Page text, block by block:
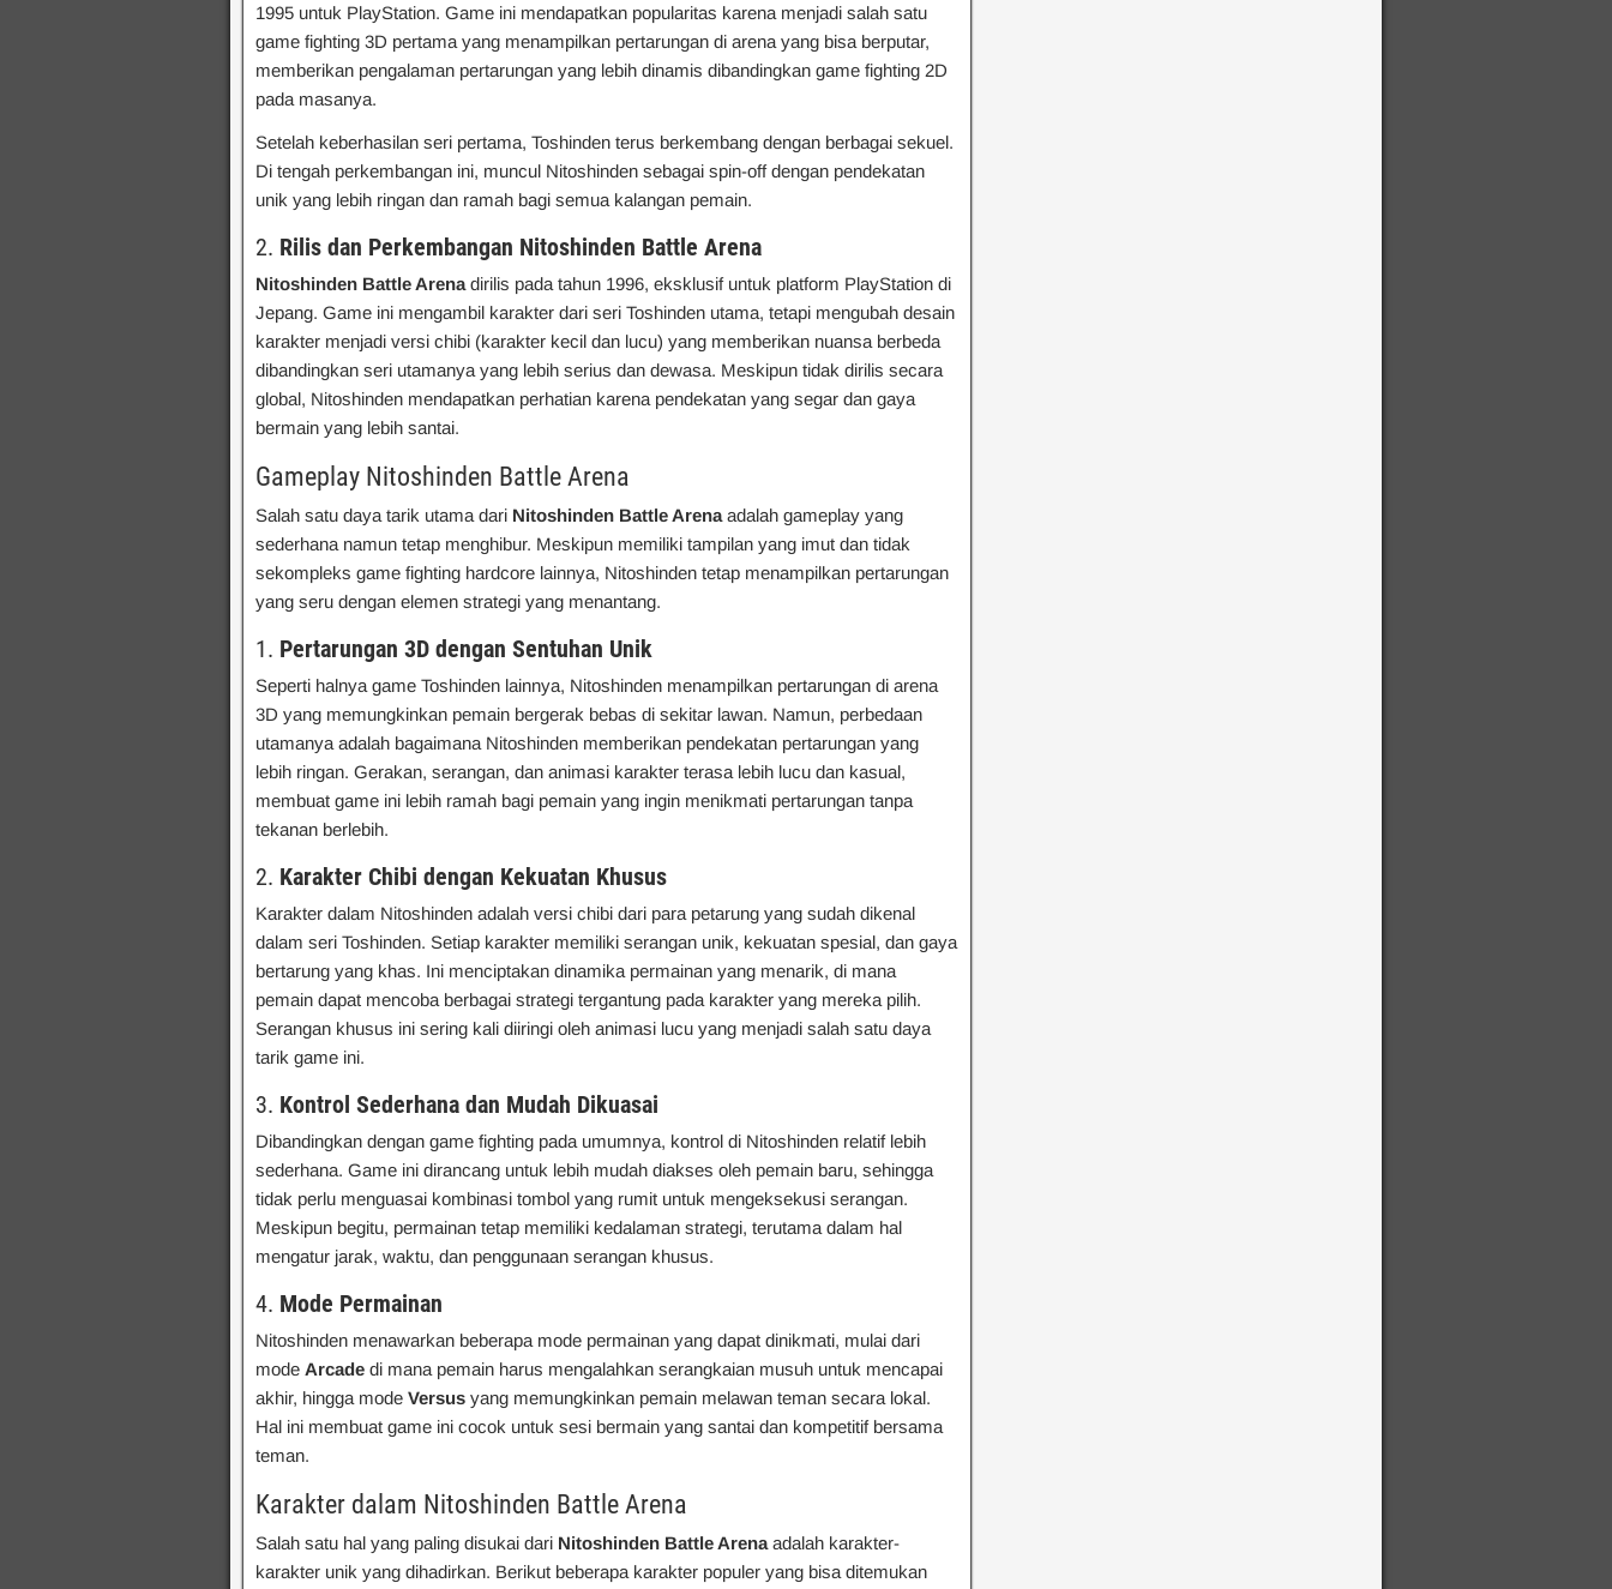
1995 untuk PlayStation. Game ini mendapatkan popularitas karena menjadi salah satu
game fighting 3D pertama yang menampilkan pertarungan di arena yang bisa berputar,
memberikan pengalaman pertarungan yang lebih dinamis dibandingkan game fighting 2D
pada masanya.
Setelah keberhasilan seri pertama, Toshinden terus berkembang dengan berbagai sekuel.
Di tengah perkembangan ini, muncul Nitoshinden sebagai spin-off dengan pendekatan
unik yang lebih ringan dan ramah bagi semua kalangan pemain.
2. Rilis dan Perkembangan Nitoshinden Battle Arena
Nitoshinden Battle Arena dirilis pada tahun 1996, eksklusif untuk platform PlayStation di
Jepang. Game ini mengambil karakter dari seri Toshinden utama, tetapi mengubah desain
karakter menjadi versi chibi (karakter kecil dan lucu) yang memberikan nuansa berbeda
dibandingkan seri utamanya yang lebih serius dan dewasa. Meskipun tidak dirilis secara
global, Nitoshinden mendapatkan perhatian karena pendekatan yang segar dan gaya
bermain yang lebih santai.
Gameplay Nitoshinden Battle Arena
Salah satu daya tarik utama dari Nitoshinden Battle Arena adalah gameplay yang
sederhana namun tetap menghibur. Meskipun memiliki tampilan yang imut dan tidak
sekompleks game fighting hardcore lainnya, Nitoshinden tetap menampilkan pertarungan
yang seru dengan elemen strategi yang menantang.
1. Pertarungan 3D dengan Sentuhan Unik
Seperti halnya game Toshinden lainnya, Nitoshinden menampilkan pertarungan di arena
3D yang memungkinkan pemain bergerak bebas di sekitar lawan. Namun, perbedaan
utamanya adalah bagaimana Nitoshinden memberikan pendekatan pertarungan yang
lebih ringan. Gerakan, serangan, dan animasi karakter terasa lebih lucu dan kasual,
membuat game ini lebih ramah bagi pemain yang ingin menikmati pertarungan tanpa
tekanan berlebih.
2. Karakter Chibi dengan Kekuatan Khusus
Karakter dalam Nitoshinden adalah versi chibi dari para petarung yang sudah dikenal
dalam seri Toshinden. Setiap karakter memiliki serangan unik, kekuatan spesial, dan gaya
bertarung yang khas. Ini menciptakan dinamika permainan yang menarik, di mana
pemain dapat mencoba berbagai strategi tergantung pada karakter yang mereka pilih.
Serangan khusus ini sering kali diiringi oleh animasi lucu yang menjadi salah satu daya
tarik game ini.
3. Kontrol Sederhana dan Mudah Dikuasai
Dibandingkan dengan game fighting pada umumnya, kontrol di Nitoshinden relatif lebih
sederhana. Game ini dirancang untuk lebih mudah diakses oleh pemain baru, sehingga
tidak perlu menguasai kombinasi tombol yang rumit untuk mengeksekusi serangan.
Meskipun begitu, permainan tetap memiliki kedalaman strategi, terutama dalam hal
mengatur jarak, waktu, dan penggunaan serangan khusus.
4. Mode Permainan
Nitoshinden menawarkan beberapa mode permainan yang dapat dinikmati, mulai dari
mode Arcade di mana pemain harus mengalahkan serangkaian musuh untuk mencapai
akhir, hingga mode Versus yang memungkinkan pemain melawan teman secara lokal.
Hal ini membuat game ini cocok untuk sesi bermain yang santai dan kompetitif bersama
teman.
Karakter dalam Nitoshinden Battle Arena
Salah satu hal yang paling disukai dari Nitoshinden Battle Arena adalah karakter-
karakter unik yang dihadirkan. Berikut beberapa karakter populer yang bisa ditemukan